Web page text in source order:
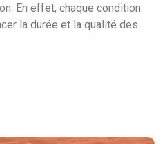
En effet, chaque condition
la durée et la qualité des